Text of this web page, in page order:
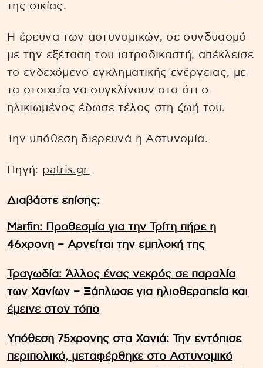
της οικίας.
Η έρευνα των αστυνομικών, σε συνδυασμό
με την εξέταση του ιατροδικαστή, απέκλεισε
το ενδεχόμενο εγκληματικής ενέργειας, με
τα στοιχεία να συγκλίνουν στο ότι ο
ηλικιωμένος έδωσε τέλος στη ζωή του.
Την υπόθεση διερευνά ηΑστυνομία.
Πηγή: patris.gr
Διαβάστε επίσης:
Marfin: Προθεσμία για την Τρίτη πήρε η
46χρονη – Aρνείται την εμπλοκή της
Τραγωδία: Άλλος ένας νεκρός σε παραλία
των Χανίων – Ξάπλωσε για ηλιοθεραπεία και
έμεινε στον τόπο
Υπόθεση 75χρονης στα Χανιά: Την εντόπισε
περιπολικό, μεταφέρθηκε στο Αστυνομικό